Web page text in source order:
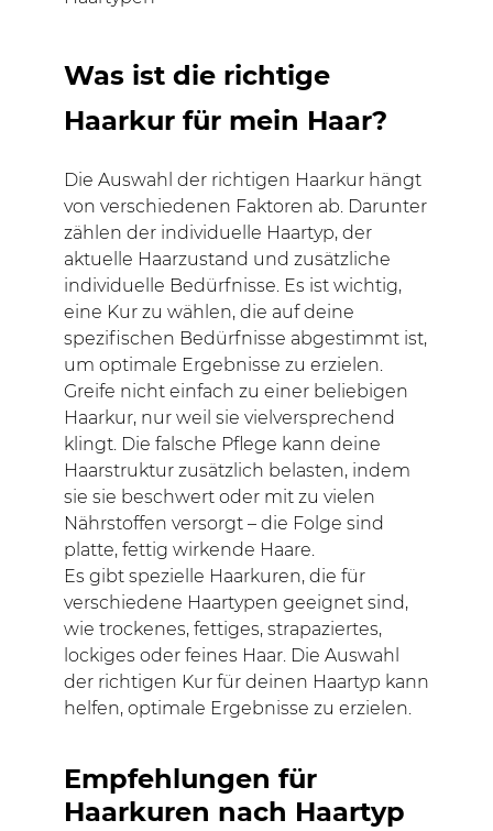
Was ist die richtige
Haarkur für mein Haar?
Die Auswahl der richtigen Haarkur hängt
von verschiedenen Faktoren ab. Darunter
zählen der individuelle Haartyp, der
aktuelle Haarzustand und zusätzliche
individuelle Bedürfnisse. Es ist wichtig,
eine Kur zu wählen, die auf deine
spezifischen Bedürfnisse abgestimmt ist,
um optimale Ergebnisse zu erzielen.
Greife nicht einfach zu einer beliebigen
Haarkur, nur weil sie vielversprechend
klingt. Die falsche Pflege kann deine
Haarstruktur zusätzlich belasten, indem
sie sie beschwert oder mit zu vielen
Nährstoffen versorgt – die Folge sind
platte, fettig wirkende Haare.
Es gibt spezielle Haarkuren, die für
verschiedene Haartypen geeignet sind,
wie trockenes, fettiges, strapaziertes,
lockiges oder feines Haar. Die Auswahl
der richtigen Kur für deinen Haartyp kann
helfen, optimale Ergebnisse zu erzielen.
Empfehlungen für
Haarkuren nach Haartyp